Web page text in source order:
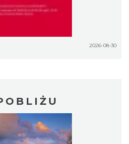
2026-08-30